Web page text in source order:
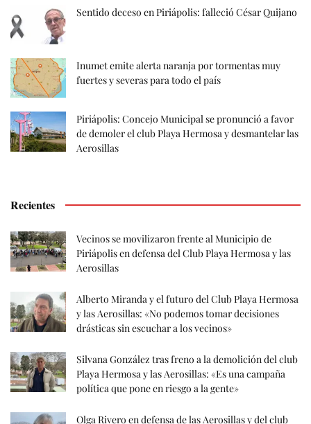
Sentido deceso en Piriápolis: falleció César Quijano
Inumet emite alerta naranja por tormentas muy
fuertes y severas para todo el país
Piriápolis: Concejo Municipal se pronunció a favor
de demoler el club Playa Hermosa y desmantelar las
Aerosillas
Recientes
Vecinos se movilizaron frente al Municipio de
Piriápolis en defensa del Club Playa Hermosa y las
Aerosillas
Alberto Miranda y el futuro del Club Playa Hermosa
y las Aerosillas: «No podemos tomar decisiones
drásticas sin escuchar a los vecinos»
Silvana González tras freno a la demolición del club
Playa Hermosa y las Aerosillas: «Es una campaña
política que pone en riesgo a la gente»
Olga Rivero en defensa de las Aerosillas y del club